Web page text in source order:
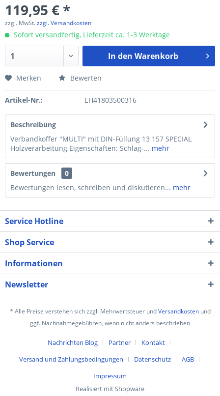
119,95 € *
zzgl. MwSt.zzgl. Versandkosten
Sofort versandfertig, Lieferzeit ca. 1-3 Werktage
In den Warenkorb
Merken Bewerten
Artikel-Nr.: EH41803500316
Beschreibung
Verbandkoffer "MULTI" mit DIN-Füllung 13 157 SPECIAL
Holzverarbeitung Eigenschaften: Schlag-... mehr
Bewertungen
0
Bewertungen lesen, schreiben und diskutieren... mehr
Service Hotline
Shop Service
Informationen
Newsletter
* Alle Preise verstehen sich zzgl. Mehrwertsteuer undVersandkostenund
ggf. Nachnahmegebühren, wenn nicht anders beschrieben
Nachrichten Blog Partner
Kontakt
Versand und Zahlungsbedingungen
Datenschutz
AGB
Impressum
Realisiert mit Shopware